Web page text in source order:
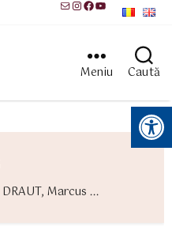
MailInstagram
Facebook
YouTube
Meniu Caută
Instrumente pentru accesibilitate
DRAUT, Marcus ...